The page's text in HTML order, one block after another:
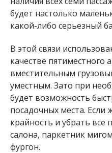
будет настолько
какой-либо серьезный
В этой связи
качестве пятиместного
вместительным
уместным. Зато при
будет возможность
посадочных места. Если
крайность и убрать все
салона, паркетник
фургон.